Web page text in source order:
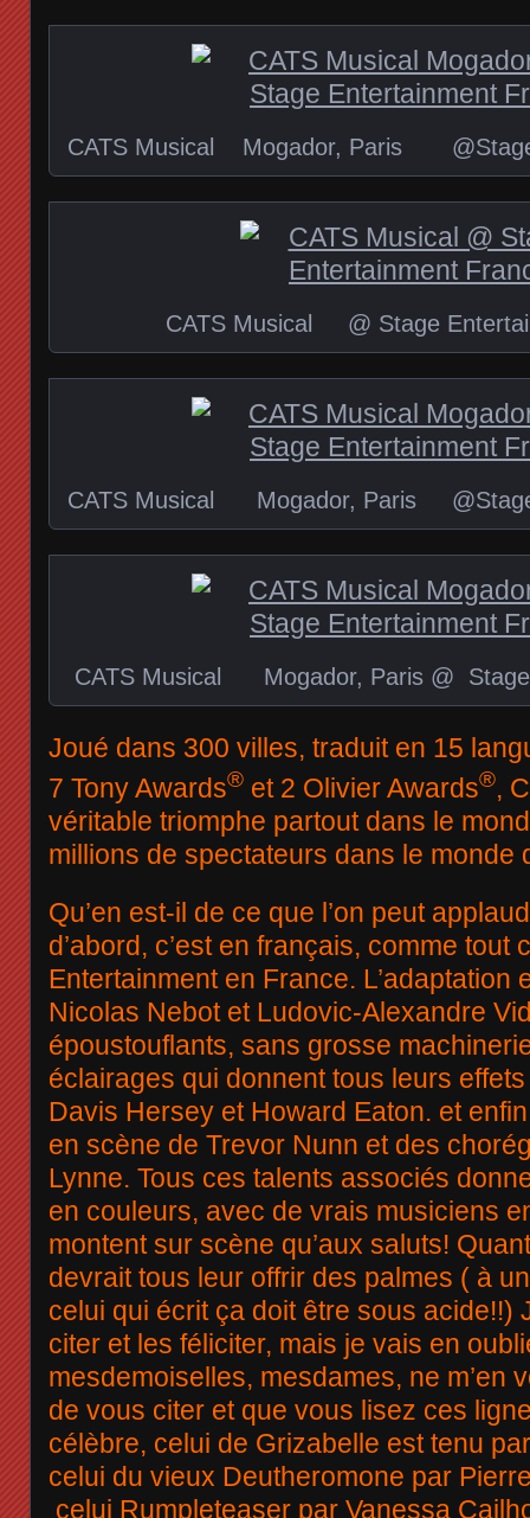
CATS Musical Mogador, Paris @Stage
CATS Musical @ Stage
CATS Musical Mogador, Paris @Stage
CATS Musical Mogador, Paris @ Stage
Joué dans 300 villes, traduit en 15
7 Tony Awards® et 2 Olivier Awards®,
véritable triomphe partout dans le
millions de spectateurs dans le monde
Qu’en est-il de ce que l’on peut
d’abord, c’est en français, comme tout
Entertainment en France. L’adaptation
Nicolas Nebot et Ludovic-Alexandre
époustouflants, sans grosse
éclairages qui donnent tous leurs
Davis Hersey et Howard Eaton. et
en scène de Trevor Nunn et des
Lynne. Tous ces talents associés
en couleurs, avec de vrais musiciens
montent sur scène qu’aux saluts!
devrait tous leur offrir des palmes ( à
celui qui écrit ça doit être sous acide!!)
citer et les féliciter, mais je vais en
mesdemoiselles, mesdames, ne m’en
de vous citer et que vous lisez ces
célèbre, celui de Grizabelle est tenu
celui du vieux Deutheromone par
celui Rumpleteaser par Vanessa